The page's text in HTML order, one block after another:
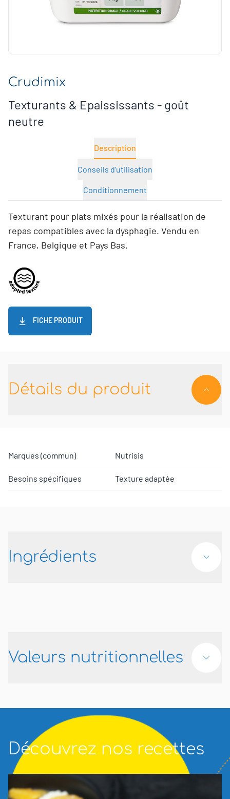
Crudimix
Texturants & Epaississants - goût
neutre
Description
Conseils d’utilisation
Conditionnement
Texturant pour plats mixés pour la réalisation de
repas compatibles avec la dysphagie. Vendu en
France, Belgique et Pays Bas.
FICHE PRODUIT
Détails du produit
Marques (commun) Nutrisis
Besoins spécifiques Texture adaptée
Ingrédients
Valeurs nutritionnelles
Découvrez nos recettes